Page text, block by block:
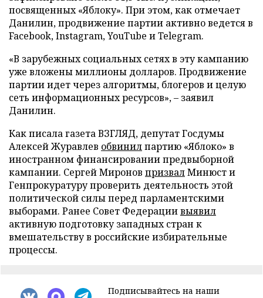
посвященных «Яблоку». При этом, как отмечает
Данилин, продвижение партии активно ведется в
Facebook, Instagram, YouTube и Telegram.
«В зарубежных социальных сетях в эту кампанию
уже вложены миллионы долларов. Продвижение
партии идет через алгоритмы, блогеров и целую
сеть информационных ресурсов», – заявил
Данилин.
Как писала газета ВЗГЛЯД, депутат Госдумы
Алексей Журавлев обвинилпартию «Яблоко» в
иностранном финансировании предвыборной
кампании. Сергей Миронов призвалМинюст и
Генпрокуратуру проверить деятельность этой
политической силы перед парламентскими
выборами. Ранее Совет Федерациивыявил
активную подготовку западных стран к
вмешательству в российские избирательные
процессы.
Подписывайтесь на наши